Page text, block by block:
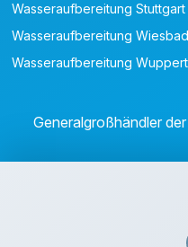
Wasseraufbereitung Stuttgart
Wasseraufbereitung
Wasseraufbereitung
Generalgroßhändler